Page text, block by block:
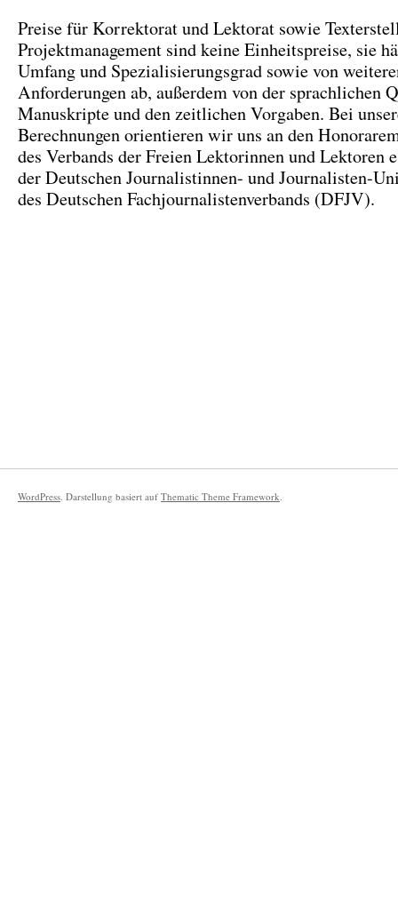
Preise für Korrektorat und Lektorat sowie
Projektmanagement sind keine Einheitspreise, sie
Umfang und Spezialisierungsgrad sowie von
Anforderungen ab, außerdem von der sprachlichen
Manuskripte und den zeitlichen Vorgaben. Bei
Berechnungen orientieren wir uns an den
des Verbands der Freien Lektorinnen und Lektoren
der Deutschen Journalistinnen- und Journalisten-
des Deutschen Fachjournalistenverbands (DFJV).
WordPress. Darstellung basiert auf Thematic Theme Framework.